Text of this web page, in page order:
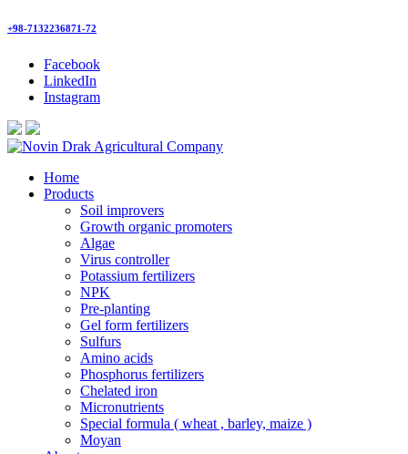
+98-7132236871-72
Facebook
LinkedIn
Instagram
Home
Products
Soil improvers
Growth organic promoters
Algae
Virus controller
Potassium fertilizers
NPK
Pre-planting
Gel form fertilizers
Sulfurs
Amino acids
Phosphorus fertilizers
Chelated iron
Micronutrients
Special formula ( wheat , barley, maize )
Moyan